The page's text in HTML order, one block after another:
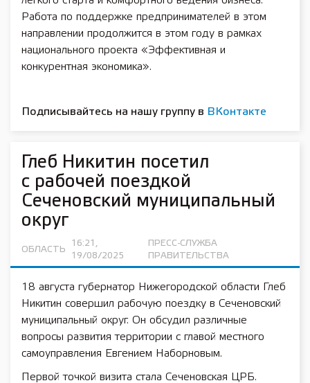
Работа по поддержке предпринимателей в этом
направлении продолжится в этом году в рамках
национального проекта «Эффективная и
конкурентная экономика».
Подписывайтесь на нашу группу в ВКонтакте
Глеб Никитин посетил
с рабочей поездкой
Сеченовский муниципальный
округ
ОБЛАСТЬ
16:21,
19/08/2025
ПРЕСС-СЛУЖБА
ПРАВИТЕЛЬСТВА
18 августа губернатор Нижегородской области Глеб
Никитин совершил рабочую поездку в Сеченовский
муниципальный округ. Он обсудил различные
вопросы развития территории с главой местного
самоуправления Евгением Наборновым.
Первой точкой визита стала Сеченовская ЦРБ.